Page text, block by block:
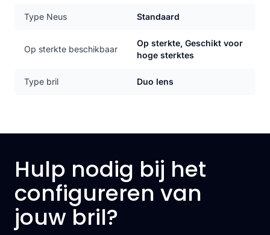
Type Neus Standaard
Op sterkte beschikbaar
Op sterkte, Geschikt voor
hoge sterktes
Type bril Duo lens
Hulp nodig bij het
configureren van
jouw bril?